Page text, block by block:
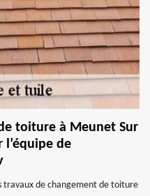
toiture à Meunet Sur
l’équipe de
travaux de changement de toiture